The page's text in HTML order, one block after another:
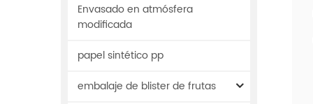
Envasado en atmósfera
modificada
papel sintético pp
embalaje de blister de frutas